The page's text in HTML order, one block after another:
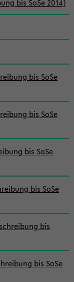
bis SoSe 2014)
bis SoSe
bis SoSe
bis SoSe
bis SoSe
bis
bis SoSe